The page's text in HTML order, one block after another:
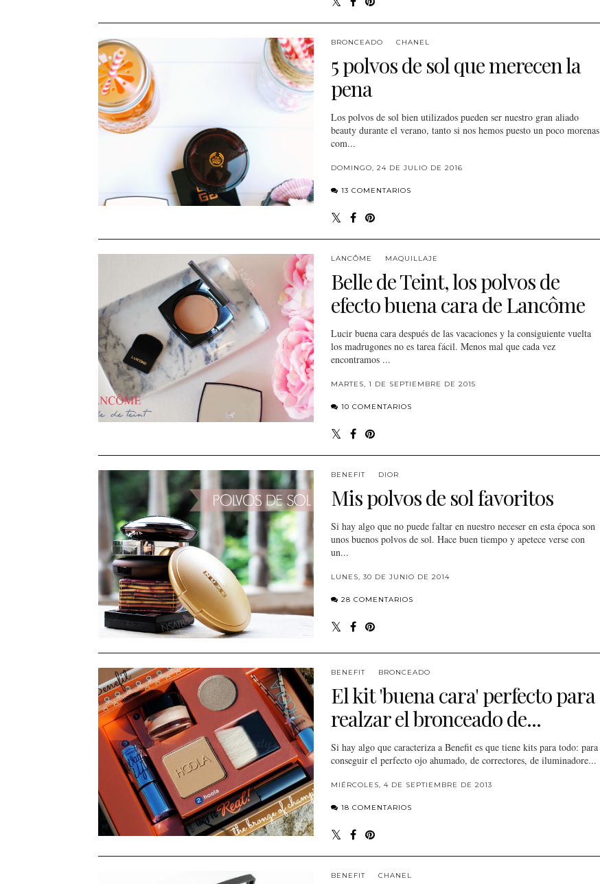
BRONCEADO CHANEL
5 polvos de sol que merecen la
pena
Los polvos de sol bien utilizados pueden ser nuestro gran aliado
beauty durante el verano, tanto si nos hemos puesto un poco morenas
com...
DOMINGO, 24 DE JULIO DE 2016
13 COMENTARIOS
LANCÔME MAQUILLAJE
Belle de Teint, los polvos de
efecto buena cara de Lancôme
Lucir buena cara después de las vacaciones y la consiguiente vuelta
los madrugones no es tarea fácil. Menos mal que cada vez
encontramos ...
MARTES, 1 DE SEPTIEMBRE DE 2015
10 COMENTARIOS
BENEFIT DIOR
Mis polvos de sol favoritos
Si hay algo que no puede faltar en nuestro neceser en esta época son
unos buenos polvos de sol. Hace buen tiempo y apetece verse con
un...
LUNES, 30 DE JUNIO DE 2014
28 COMENTARIOS
BENEFIT BRONCEADO
El kit 'buena cara' perfecto para
realzar el bronceado de...
Si hay algo que caracteriza a Benefit es que tiene kits para todo: para
conseguir el perfecto ojo ahumado, de correctores, de iluminadore...
MIÉRCOLES, 4 DE SEPTIEMBRE DE 2013
18 COMENTARIOS
BENEFIT CHANEL